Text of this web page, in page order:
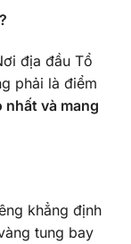
địa đầu Tổ
phải là điểm
nhất và mang
khẳng định
tung bay